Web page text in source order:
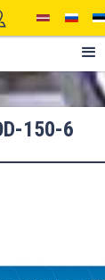
150-6